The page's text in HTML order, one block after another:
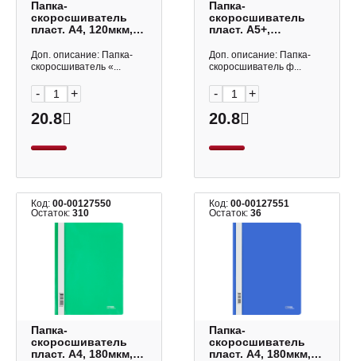
Папка-
скоросшиватель
пласт. А4, 120мкм,
СТАММ
Доп. описание: Папка-
скоросшиватель «...
- +
20.8
Папка-
скоросшиватель
пласт. А5+,
"Цветущая
нежность" ассорти
Доп. описание: Папка-
скоросшиватель ф...
- +
20.8
Код: 00-00127550
Остаток: 310
Папка-
скоросшиватель
пласт. А4, 180мкм,
Код:00-00127551
Остаток:36
Папка-
скоросшиватель
пласт. А4, 180мкм,